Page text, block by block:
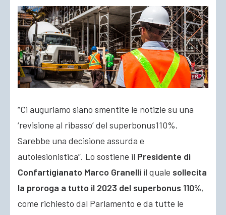
“Ci auguriamo siano smentite le notizie su una
‘revisione al ribasso’ del superbonus110%.
Sarebbe una decisione assurda e
autolesionistica”. Lo sostiene il Presidente di
Confartigianato Marco Granelli il quale sollecita
la proroga a tutto il 2023 del superbonus 110%,
come richiesto dal Parlamento e da tutte le